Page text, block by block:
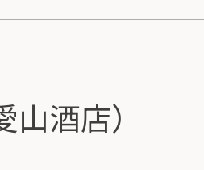
酒店）